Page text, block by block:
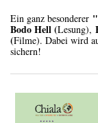
Ein ganz besonderer
Bodo Hell (Lesung),
(Filme). Dabei wird
sichern!